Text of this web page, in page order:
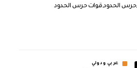
حرس الحدود قوات حرس الحدود
عربي ودولي